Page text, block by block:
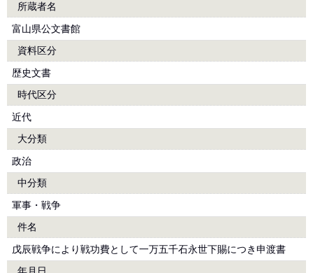
所蔵者名
富山県公文書館
資料区分
歴史文書
時代区分
近代
大分類
政治
中分類
軍事・戦争
件名
戊辰戦争により戦功費として一万五千石永世下賜につき申渡書